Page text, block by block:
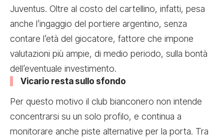
Juventus. Oltre al costo del cartellino, infatti, pesa
anche l’ingaggio del portiere argentino, senza
contare l’età del giocatore, fattore che impone
valutazioni più ampie, di medio periodo, sulla bontà
dell’eventuale investimento.
Vicario resta sullo sfondo
Per questo motivo il club bianconero non intende
concentrarsi su un solo profilo, e continua a
monitorare anche piste alternative per la porta. Tra